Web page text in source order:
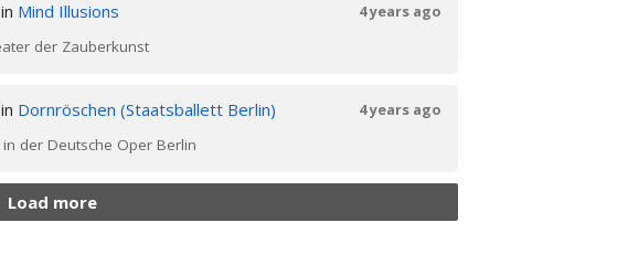
4 years ago
in Mind Illusions
der Zauberkunst
4 years ago
in Dornröschen (Staatsballett Berlin)
der Deutsche Oper Berlin
Load more